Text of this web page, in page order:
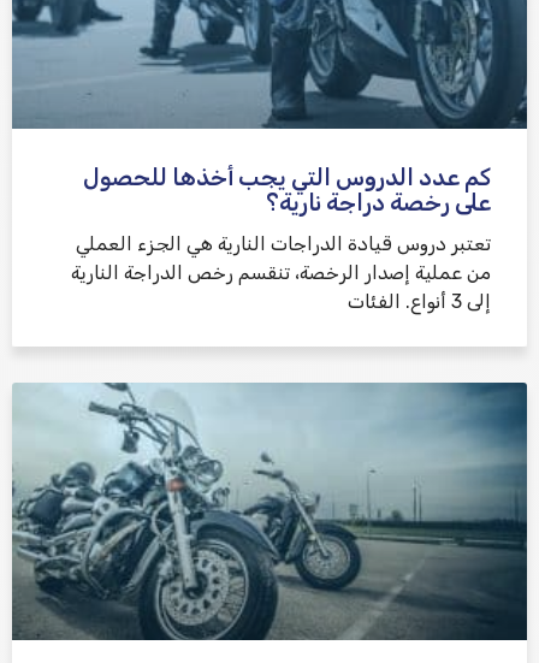
كم عدد الدروس التي يجب أخذها للحصول
على رخصة دراجة نارية؟
تعتبر دروس قيادة الدراجات النارية هي الجزء العملي
من عملية إصدار الرخصة، تنقسم رخص الدراجة النارية
إلى 3 أنواع. الفئات